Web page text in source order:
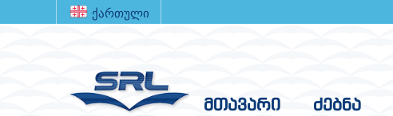
ᲛᲗᲐᲕᲐᲠᲘ ᲫᲔᲑᲜᲐ